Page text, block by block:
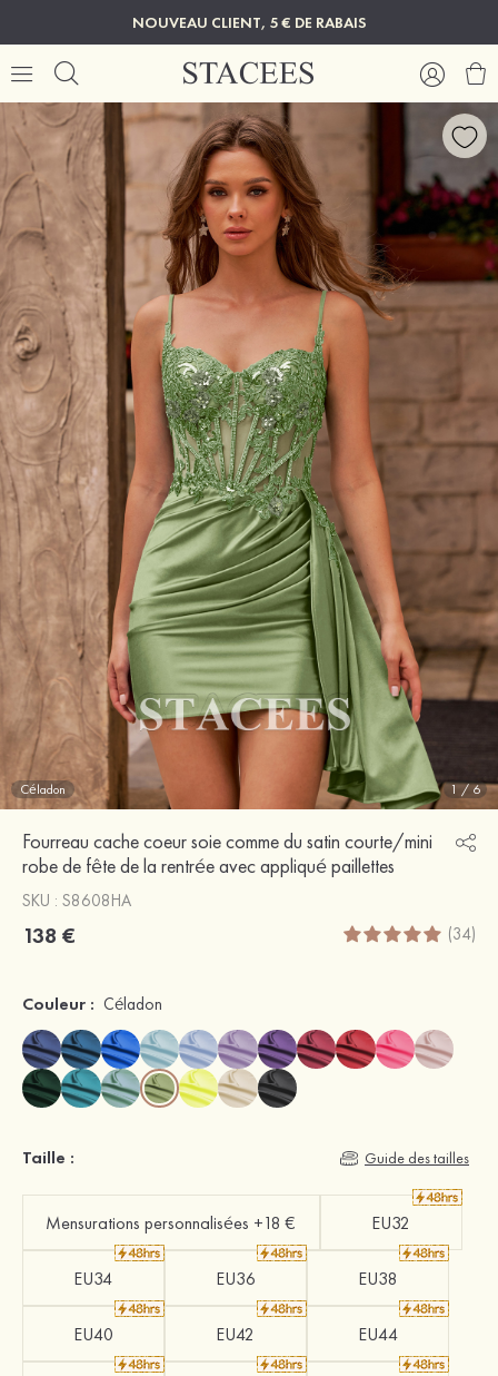
NOUVEAU CLIENT, 5 € DE RABAIS
Céladon 1/6
Fourreau cache coeur soie comme du satin courte/mini
robe de fête de la rentrée avec appliqué paillettes
SKU : S8608HA
138 € (34)
Couleur : Céladon
Taille : Guide des tailles
Mensurations personnalisées +18 € EU32
EU34 EU36 EU38
EU40 EU42 EU44